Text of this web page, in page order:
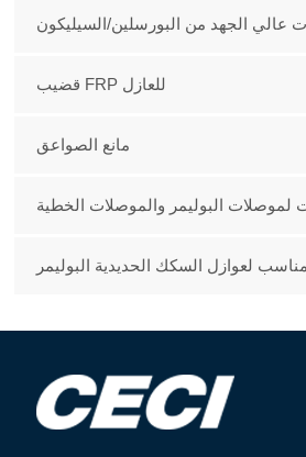
عالي الجهد من البورسلين/السيليكون
قضيب FRP للعازل
مانع الصواعق
لموصلات البوليمر والموصلات الخطية
لعوازل السكك الحديدية البوليمر